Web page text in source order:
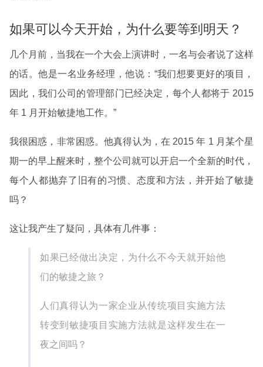
如果可以今天开始，为什么要等到明天？
几个月前，当我在一个大会上演讲时，一名与会者说了这样
的话。他是一名业务经理，他说：“我们想要更好的项目，
因此，我们公司的管理部门已经决定，每个人都将于 2015
年 1 月开始敏捷地工作。”
我很困惑，非常困惑。他真得认为，在 2015 年 1 月某个星
期一的早上醒来时，整个公司就可以开启一个全新的时代，
每个人都抛弃了旧有的习惯、态度和方法，并开始了敏捷
吗？
这让我产生了疑问，具体有几件事：
如果已经做出决定，为什么不今天就开始他
们的敏捷之旅？
人们真得认为一家企业从传统项目实施方法
转变到敏捷项目实施方法就是这样发生在一
夜之间吗？